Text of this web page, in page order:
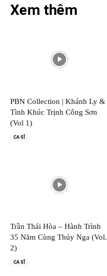
Xem thêm
PBN Collection | Khánh Ly &
Tình Khúc Trịnh Công Sơn
(Vol 1)
CA SĨ
Trần Thái Hòa – Hành Trình
35 Năm Cùng Thúy Nga (Vol.
2)
CA SĨ